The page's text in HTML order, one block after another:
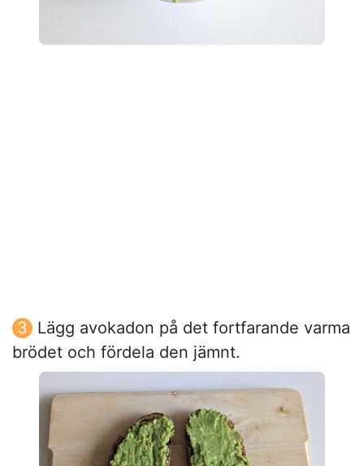
Lägg avokadon på det fortfarande varma
brödet och fördela den jämnt.